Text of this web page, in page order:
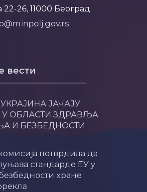
26, 11000 Београд
вести
ЈАЧАЈУ
ОБЛАСТИ ЗДРАВЉА
И БЕЗБЕДНОСТИ
потврдила да
стандарде ЕУ у
хране